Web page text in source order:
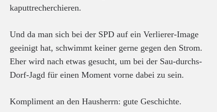
kaputtrecherchieren.
Und da man sich bei der SPD auf ein Verlierer-Image
geeinigt hat, schwimmt keiner gerne gegen den Strom.
Eher wird nach etwas gesucht, um bei der Sau-durchs-
Dorf-Jagd für einen Moment vorne dabei zu sein.
Kompliment an den Hausherrn: gute Geschichte.